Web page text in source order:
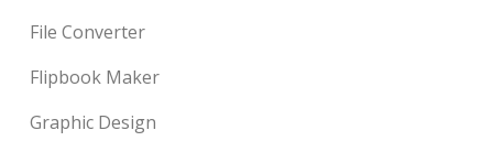
File Converter
Flipbook Maker
Graphic Design